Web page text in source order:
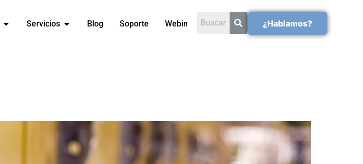
Servicios Blog Soporte Webinars ¿Hablamos?